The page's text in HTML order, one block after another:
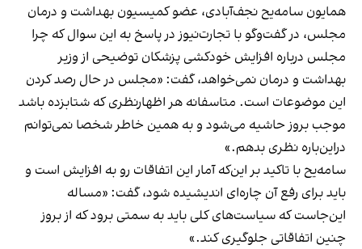
همایون سامه‌یح نجف‌آبادی، عضو کمیسیون بهداشت و درمان
مجلس، در گفت‌وگو با تجارت‌نیوز در پاسخ به این سوال که چرا
مجلس درباره افزایش خودکشی پزشکان توضیحی از وزیر
بهداشت و درمان نمی‌خواهد، گفت: «مجلس در حال رصد کردن
این موضوعات است. متاسفانه هر اظهارنظری که شتابزده باشد
موجب بروز حاشیه می‌شود و به همین خاطر شخصا نمی‌توانم
دراین‌باره نظری بدهم.»
سامه‌یح با تاکید بر این‌که آمار این اتفاقات رو به افزایش است و
باید برای رفع آن چاره‌ای اندیشیده شود، گفت: «مساله
این‌جاست که سیاست‌های کلی باید به سمتی برود که از بروز
چنین اتفاقاتی جلوگیری کند.»